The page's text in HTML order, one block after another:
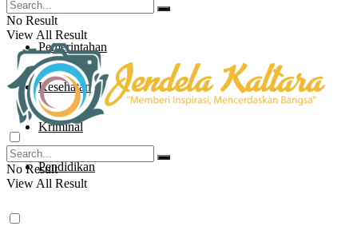
Parlementaria
Pemerintahan
Kesehatan
Kriminal
Pendidikan
No Result
View All Result
No Result
View All Result